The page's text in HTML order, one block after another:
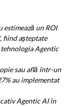
un ROI
fiind așteptate
Agentic
sau află într-un
au implementat
Agentic AI în